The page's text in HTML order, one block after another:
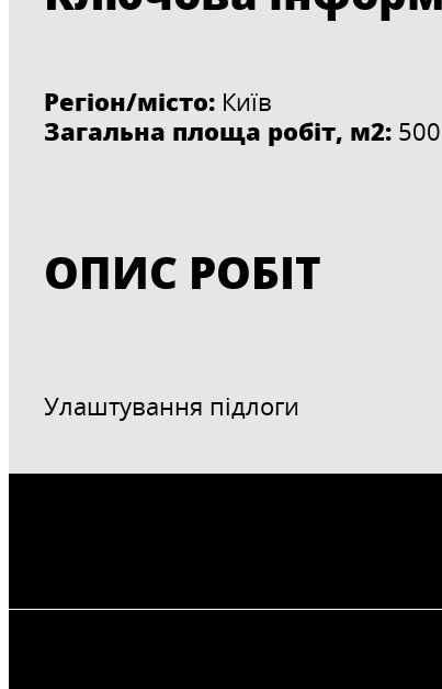
Регіон/місто: Київ
Загальна площа робіт, м2: 500
ОПИС РОБІТ
Улаштування підлоги